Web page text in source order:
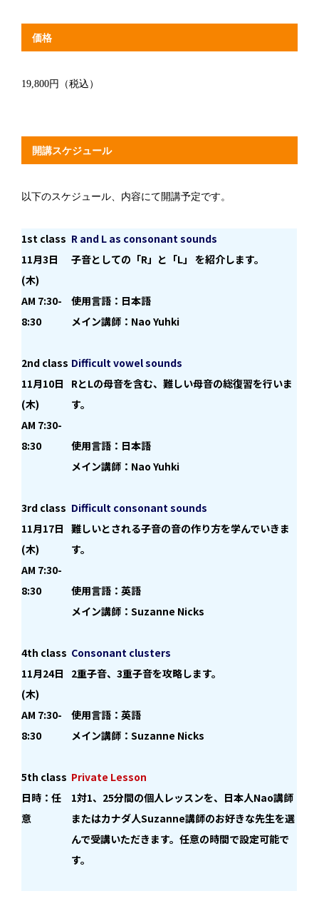
価格
19,800円（税込）
開講スケジュール
以下のスケジュール、内容にて開講予定です。
1st class
11月3日
(木)
AM 7:30-
8:30
R and L as consonant sounds
子音としての「R」と「L」 を紹介します。
使用言語：日本語
メイン講師：Nao Yuhki
2nd class
11月10日
(木)
AM 7:30-
8:30
Difficult vowel sounds
RとLの母音を含む、難しい母音の総復習を行いま
す。
使用言語：日本語
メイン講師：Nao Yuhki
3rd class
11月17日
(木)
AM 7:30-
8:30
Difficult consonant sounds
難しいとされる子音の音の作り方を学んでいきま
す。
使用言語：英語
メイン講師：Suzanne Nicks
4th class
11月24日
(木)
AM 7:30-
8:30
Consonant clusters
2重子音、3重子音を攻略します。
使用言語：英語
メイン講師：Suzanne Nicks
5th class
日時：任
意
Private Lesson
1対1、25分間の個人レッスンを、日本人Nao講師
またはカナダ人Suzanne講師のお好きな先生を選
んで受講いただきます。任意の時間で設定可能で
す。